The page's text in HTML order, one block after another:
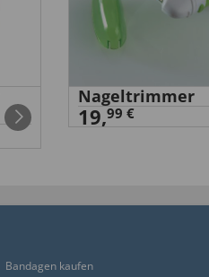
Nageltrimmer
19,99 €
Bandagen kaufen